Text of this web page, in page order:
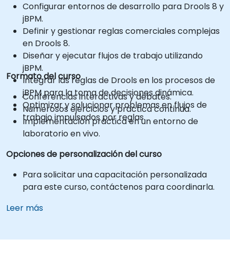
Configurar entornos de desarrollo para Drools 8 y
jBPM.
Definir y gestionar reglas comerciales complejas
en Drools 8.
Diseñar y ejecutar flujos de trabajo utilizando
jBPM.
Integrar las reglas de Drools en los procesos de
jBPM para la toma de decisiones dinámica.
Optimizar y solucionar problemas en flujos de
trabajo impulsados por reglas.
Formato del curso
Conferencias interactivas y debates.
Numerosos ejercicios y práctica continua.
Implementación práctica en un entorno de
laboratorio en vivo.
Opciones de personalización del curso
Para solicitar una capacitación personalizada
para este curso, contáctenos para coordinarla.
Leer más